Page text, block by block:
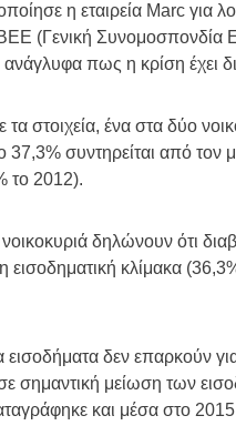
η εταιρεία Marc για
(Γενική
πως η κρίση έχει
στοιχεία, ένα στα δύο
συντηρείται από τον
το 2012).
δηλώνουν ότι
εισοδηματική κλίμακα
εισοδήματα δεν επαρκούν
σημαντική μείωση των
και μέσα στο